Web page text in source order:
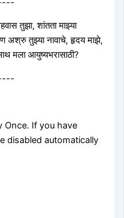
तुझा, शांतता माझ्या
अश्रु तुझ्या नावाचे, हृदय माझे,
मला आयुष्यभरासाठी?
Once. If you have
disabled automatically